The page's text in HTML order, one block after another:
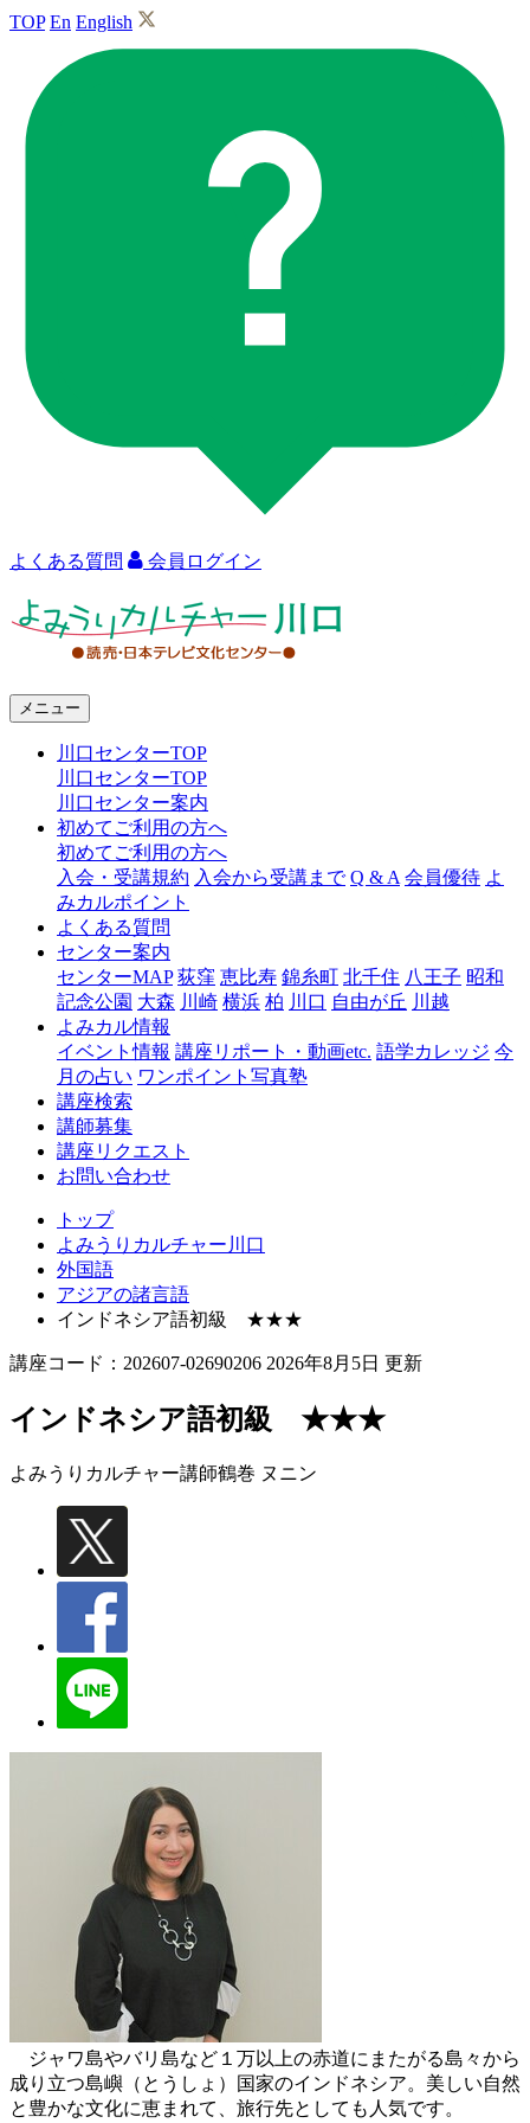
TOP En English
よくある質問 会員ログイン
ャ
口
メニュー
川口センターTOP
川口センターTOP
川口センター案内
初めてご利用の方へ
初めてご利用の方へ
入会・受講規約 入会から受講まで Q & A 会員優待 よ
みカルポイント
よくある質問
センター案内
センターMAP 荻窪 恵比寿 錦糸町 北千住 八王子 昭和
記念公園 大森 川崎 横浜 柏 川口 自由が丘 川越
よみカル情報
イベント情報 講座リポート・動画etc. 語学カレッジ 今
月の占い ワンポイント写真塾
講座検索
講師募集
講座リクエスト
お問い合わせ
トップ
よみうりカルチャー川口
外国語
アジアの諸言語
インドネシア語初級 ★★★
講座コード：202607-02690206 2026年8月5日 更新
インドネシア語初級 ★★★
よみうりカルチャー講師鶴巻 ヌニン
ジャワ島やバリ島など１万以上の赤道にまたがる島々から
成り立つ島嶼（とうしょ）国家のインドネシア。美しい自然
と豊かな文化に恵まれて、旅行先としても人気です。